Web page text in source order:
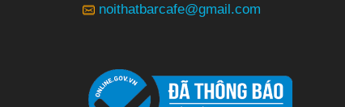
noithatbarcafe@gmail.com